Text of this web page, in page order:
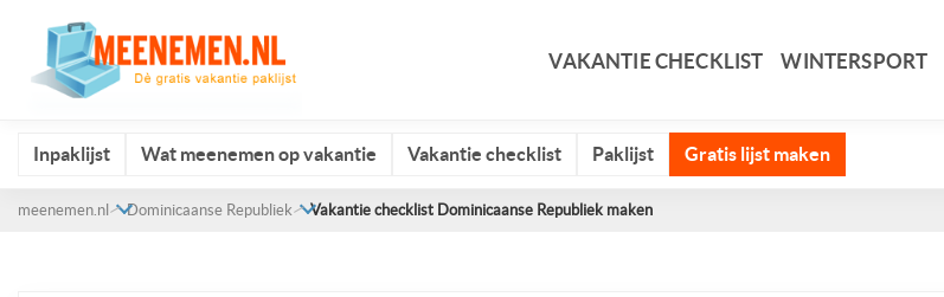
VAKANTIE CHECKLIST WINTERSPORT
Inpaklijst Wat meenemen op vakantie Vakantie checklist Paklijst Gratis lijst maken
meenemen.nl Dominicaanse Republiek Vakantie checklist Dominicaanse Republiek maken